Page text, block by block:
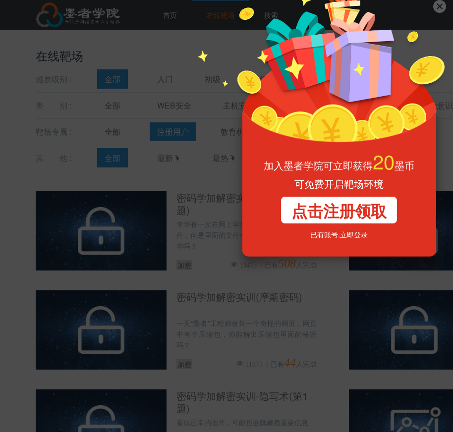
首页 在线靶场 搜索
在线靶场
难易级别 : 全部 入门 初级 中级 高级
类 别 : 全部 WEB安全 主机安全 数据库安全 网络安全 安全意识
靶场专属 : 全部 注册用户 教育机构 合作部门
其 他 : 全部 最新 最热
密码学加解密实训(摩斯密码第1
题)
李华有一次在网上学英语语法时收到了一封邮
件，但是里面的文件李华打不开，你能帮帮李
华吗？
加密
13475 已有 508人完成
密码学加解密实训(摩斯密码)
一天“墨者”工程师收到一个奇怪的网页，网页
中有个压缩包，你能解出压缩包里面的秘密
吗？
加密
11873 已有44 人完成
密码学加解密实训-隐写术(第1
题)
看似正常的图片，可能也会隐藏着重要信息
加入墨者学院可立即获得20
墨币
可免费开启靶场环境
点击注册领取